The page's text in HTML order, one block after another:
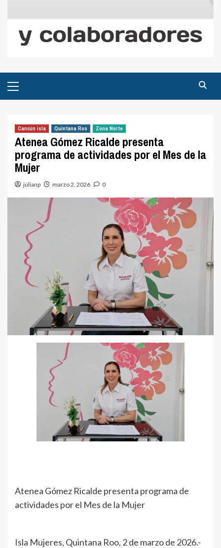
principal
Cancún isla Quintana Roo Zona Norte
Atenea Gómez Ricalde presenta
programa de actividades por el Mes de la
Mujer
julianp marzo 2, 2026 0
Atenea Gómez Ricalde presenta programa de
actividades por el Mes de la Mujer
Isla Mujeres, Quintana Roo, 2 de marzo de 2026.-